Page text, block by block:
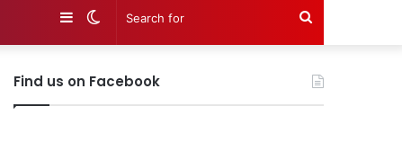
Search
for
Switch
skin
Sidebar
Find us on Facebook